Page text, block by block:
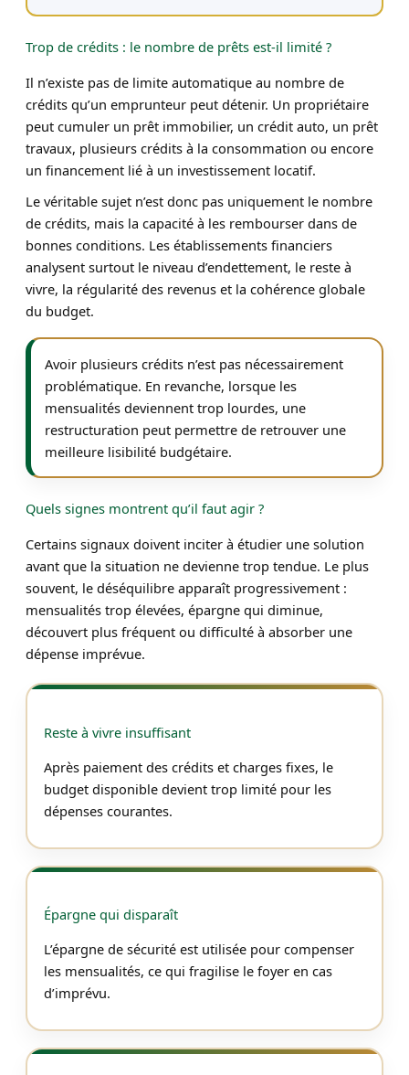
Trop de crédits : le nombre de prêts est-il limité ?
Il n’existe pas de limite automatique au nombre de
crédits qu’un emprunteur peut détenir. Un propriétaire
peut cumuler un prêt immobilier, un crédit auto, un prêt
travaux, plusieurs crédits à la consommation ou encore
un financement lié à un investissement locatif.
Le véritable sujet n’est donc pas uniquement le nombre
de crédits, mais la capacité à les rembourser dans de
bonnes conditions. Les établissements financiers
analysent surtout le niveau d’endettement, le reste à
vivre, la régularité des revenus et la cohérence globale
du budget.
Avoir plusieurs crédits n’est pas nécessairement
problématique. En revanche, lorsque les
mensualités deviennent trop lourdes, une
restructuration peut permettre de retrouver une
meilleure lisibilité budgétaire.
Quels signes montrent qu’il faut agir ?
Certains signaux doivent inciter à étudier une solution
avant que la situation ne devienne trop tendue. Le plus
souvent, le déséquilibre apparaît progressivement :
mensualités trop élevées, épargne qui diminue,
découvert plus fréquent ou difficulté à absorber une
dépense imprévue.
Reste à vivre insuffisant
Après paiement des crédits et charges fixes, le
budget disponible devient trop limité pour les
dépenses courantes.
Épargne qui disparaît
L’épargne de sécurité est utilisée pour compenser
les mensualités, ce qui fragilise le foyer en cas
d’imprévu.